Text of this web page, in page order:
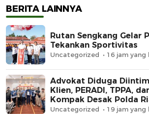
BERITA LAINNYA
Rutan Sengkang Gelar
Tekankan Sportivitas
Uncategorized 16 jam yang
Advokat Diduga
Klien, PERADI, TPPA,
Kompak Desak Polda
Dugaan Premanisme
Uncategorized 19 jam yang